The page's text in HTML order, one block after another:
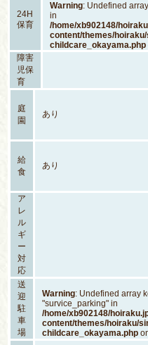
24H
保育
Warning: Undefined
in
/home/xb902148/
content/themes/
childcare_okayama.php
障害
児保
育
庭
園
あり
給
食
あり
ア
レ
ル
ギ
ー
対
応
送
迎
駐
車
場
Warning: Undefined array
"survice_parking" in
/home/xb902148/
content/themes/hoiraku/
childcare_okayama.php